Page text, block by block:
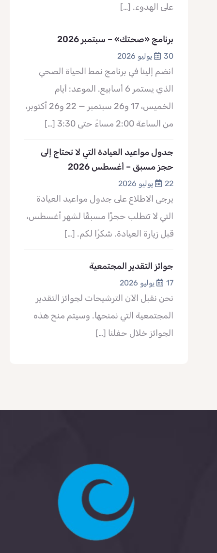
على الهدوء. […]
برنامج «صحتك» – سبتمبر 2026
30 يوليو 2026
انضم إلينا في برنامج نمط الحياة الصحي
الذي يستمر 6 أسابيع. الموعد: أيام
الخميس، 17 و26 سبتمبر — 22 و26 أكتوبر،
من الساعة 2:00 مساءً حتى 3:30
[…]
جدول مواعيد العيادة التي لا تحتاج إلى
حجز مسبق – أغسطس 2026
22 يوليو 2026
يرجى الاطلاع على جدول مواعيد العيادة
التي لا تتطلب حجزًا مسبقًا لشهر أغسطس،
قبل زيارة العيادة. شكرًا لكم. […]
جوائز التقدير المجتمعية
17 يوليو 2026
نحن نقبل الآن الترشيحات لجوائز التقدير
المجتمعية التي نمنحها. وسيتم منح هذه
الجوائز خلال حفلنا […]